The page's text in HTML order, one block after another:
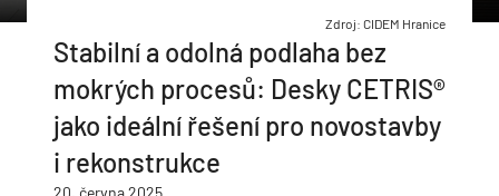
Zdroj: CIDEM Hranice
Stabilní a odolná podlaha bez
mokrých procesů: Desky CETRIS®
jako ideální řešení pro novostavby
i rekonstrukce
20. června 2025